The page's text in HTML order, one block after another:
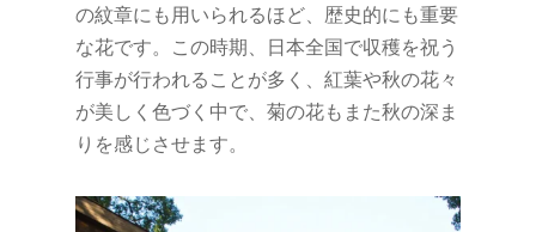
の紋章にも用いられるほど、歴史的にも重要
な花です。この時期、日本全国で収穫を祝う
行事が行われることが多く、紅葉や秋の花々
が美しく色づく中で、菊の花もまた秋の深ま
りを感じさせます。